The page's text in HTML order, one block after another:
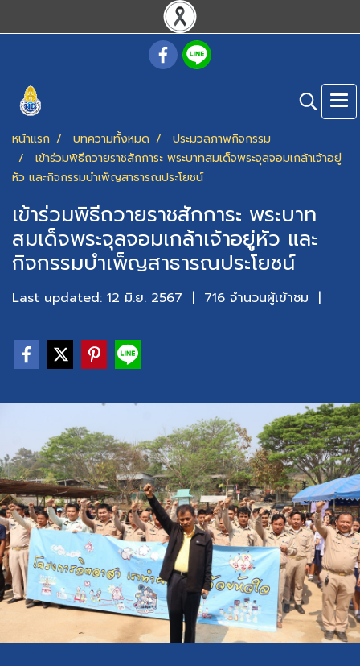
หน้าแรก บทความทั้งหมด
ประมวลภาพกิจกรรม
เข้าร่วมพิธีถวายราชสักการะ พระบาทสมเด็จพระจุลจอมเกล้าเจ้าอยู่
หัว และกิจกรรมบำเพ็ญสาธารณประโยชน์
เข้าร่วมพิธีถวายราชสักการะ พระบาท
สมเด็จพระจุลจอมเกล้าเจ้าอยู่หัว และ
กิจกรรมบำเพ็ญสาธารณประโยชน์
Last updated: 12 มิ.ย. 2567 | 716 จำนวนผู้เข้าชม |